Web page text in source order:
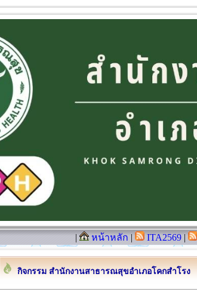
| หน้าหลัก | ITA2569 |
กิจกรรม สำนักงานสาธารณสุขอำเภอโคกสำโรง